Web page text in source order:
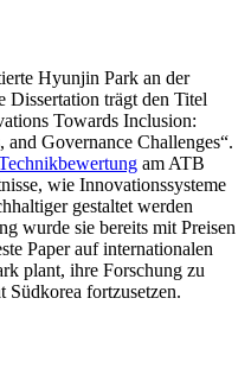
Hyunjin Park an der
trägt den Titel
Towards Inclusion:
and Governance Challenges“.
am ATB
wie Innovationssysteme
gestaltet werden
wurde sie bereits mit Preisen
Paper auf internationalen
plant, ihre Forschung zu
fortzusetzen.